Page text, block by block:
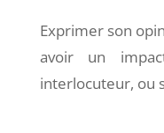
Exprimer son
avoir un
interlocuteur, ou